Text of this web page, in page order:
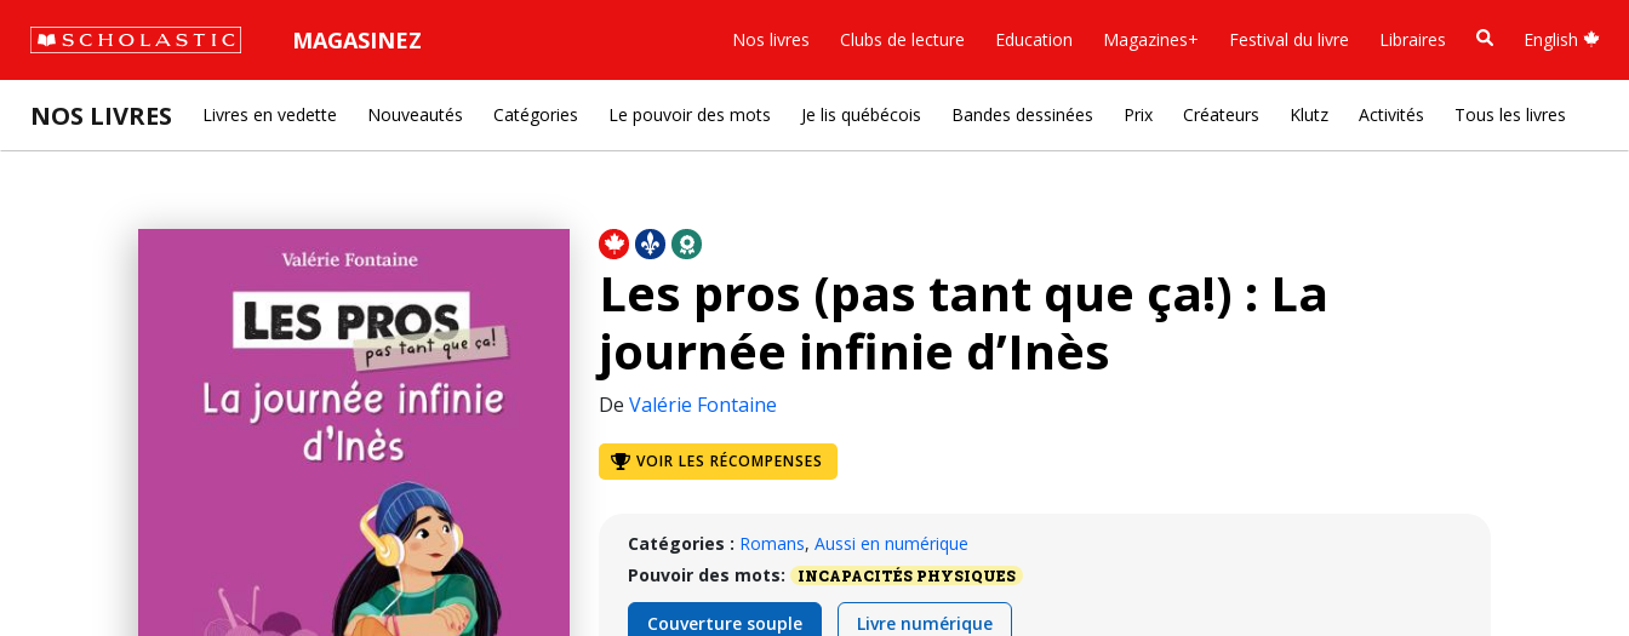
MAGASINEZ Nos livres Clubs de lecture Education Magazines+ Festival du livre Libraires English
NOS LIVRES Livres en vedette Nouveautés Catégories Le pouvoir des mots Je lis québécois Bandes dessinées Prix Créateurs Klutz Activités Tous les livres
Les pros (pas tant que ça!) : La
journée infinie d’Inès
De Valérie Fontaine
VOIR LES RÉCOMPENSES
Catégories : Romans, Aussi en numérique
Pouvoir des mots:
INCAPACITÉS PHYSIQUES
Couverture souple Livre numérique